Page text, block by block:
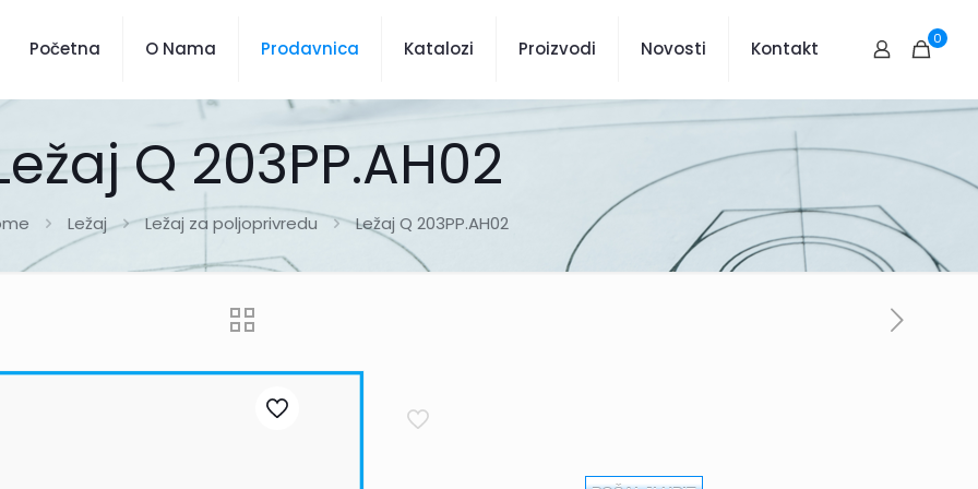
Početna O Nama Prodavnica Katalozi Proizvodi Novosti Kontakt 0
Q 203PP.AH02
Ležaj Ležaj za poljoprivredu Ležaj Q 203PP.AH02